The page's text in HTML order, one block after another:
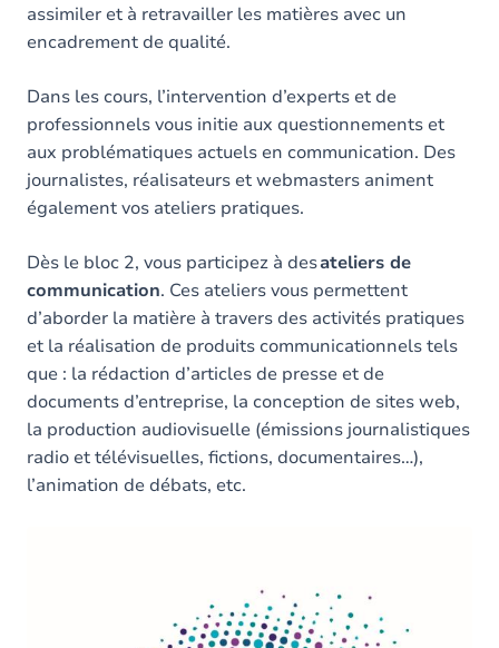
assimiler et à retravailler les matières avec un
encadrement de qualité.
Dans les cours, l’intervention d’experts et de
professionnels vous initie aux questionnements et
aux problématiques actuels en communication. Des
journalistes, réalisateurs et webmasters animent
également vos ateliers pratiques.
Dès le bloc 2, vous participez à desateliers de
communication. Ces ateliers vous permettent
d’aborder la matière à travers des activités pratiques
et la réalisation de produits communicationnels tels
que : la rédaction d’articles de presse et de
documents d’entreprise, la conception de sites web,
la production audiovisuelle (émissions journalistiques
radio et télévisuelles, fictions, documentaires…),
l’animation de débats, etc.